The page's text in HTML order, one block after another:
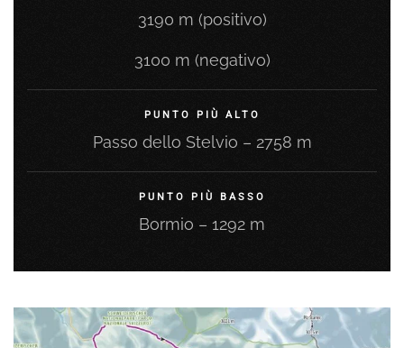
3190 m (positivo)
3100 m (negativo)
PUNTO PIÙ ALTO
Passo dello Stelvio – 2758 m
PUNTO PIÙ BASSO
Bormio – 1292 m